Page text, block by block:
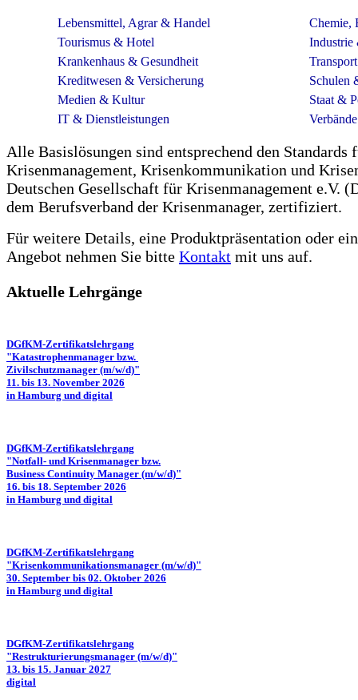
Lebensmittel, Agrar & Handel
Chemie,
Tourismus & Hotel
Industrie
Krankenhaus & Gesundheit
Kreditwesen & Versicherung
Schulen
Medien & Kultur
Staat &
IT & Dienstleistungen
Alle Basislösungen sind entsprechend den Standards
Krisenmanagement, Krisenkommunikation und
Deutschen Gesellschaft für Krisenmanagement e.V.
dem Berufsverband der Krisenmanager, zertifiziert.
Für weitere Details, eine Produktpräsentation oder
Angebot nehmen Sie bitte Kontakt mit uns auf.
Aktuelle Lehrgänge
DGfKM-Zertifikatslehrgang
"Katastrophenmanager bzw.
Zivilschutzmanager (m/w/d)"
11. bis 13. November 2026
in Hamburg und digital
DGfKM-Zertifikatslehrgang
"Notfall- und Krisenmanager bzw.
Business Continuity Manager (m/w/d)"
16. bis 18. September 2026
in Hamburg und digital
DGfKM-Zertifikatslehrgang
"Krisenkommunikationsmanager (m/w/d)"
30. September bis 02. Oktober 2026
in Hamburg und digital
DGfKM-Zertifikatslehrgang
"Restrukturierungsmanager (m/w/d)"
13. bis 15. Januar 2027
digital